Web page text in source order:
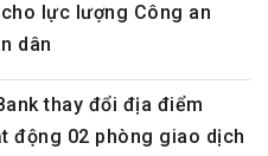
cho lực lượng Công an
dân
thay đổi địa điểm
động 02 phòng giao dịch